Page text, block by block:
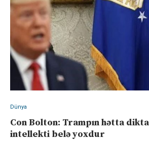
Dünya
Con Bolton: Trampın hətta
intellekti belə yoxdur